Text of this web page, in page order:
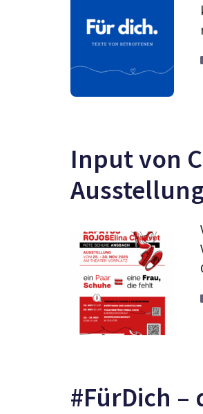
Input von
#FürDich –